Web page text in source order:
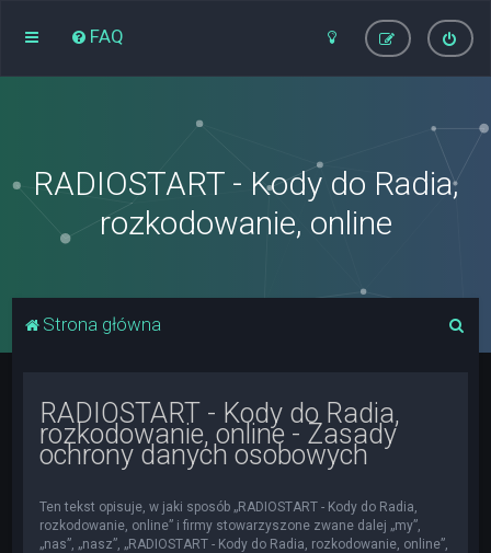
FAQ
RADIOSTART - Kody do Radia,
rozkodowanie, online
Strona główna
RADIOSTART - Kody do Radia,
rozkodowanie, online - Zasady
ochrony danych osobowych
Ten tekst opisuje, w jaki sposób „RADIOSTART - Kody do Radia,
rozkodowanie, online” i firmy stowarzyszone zwane dalej „my”,
„nas”, „nasz”, „RADIOSTART - Kody do Radia, rozkodowanie, online”,